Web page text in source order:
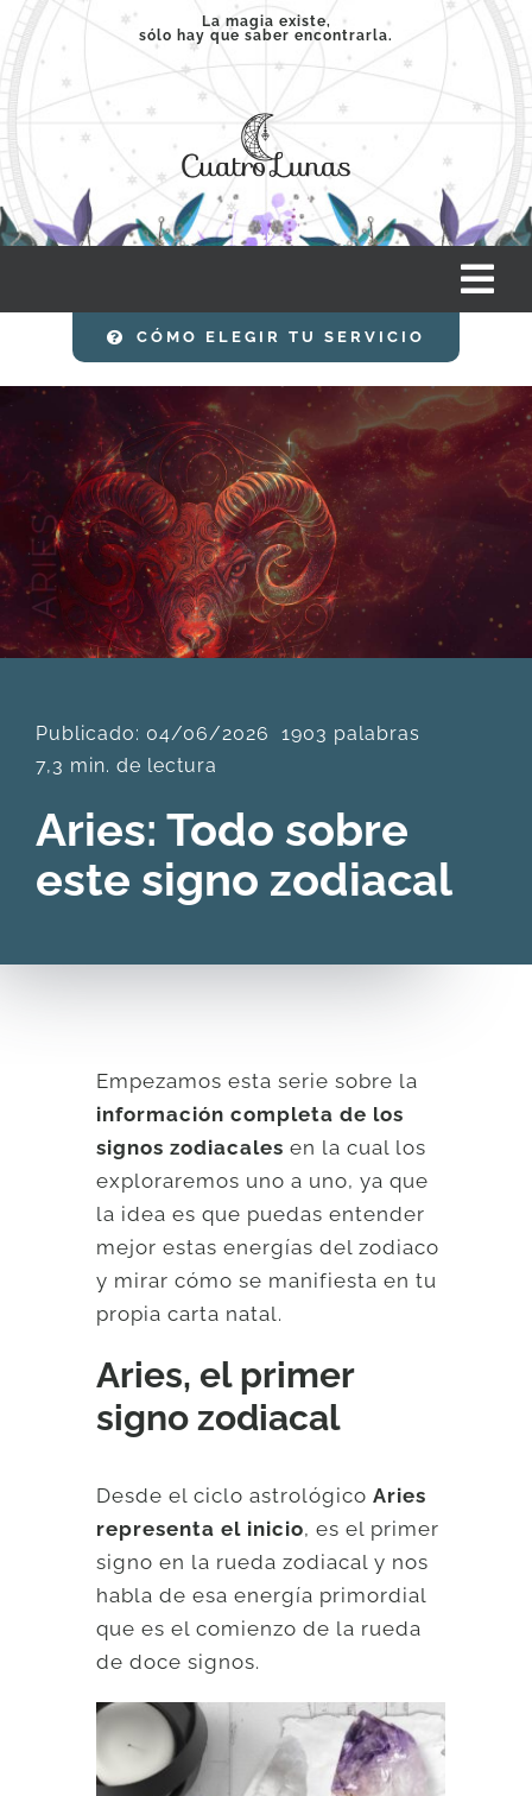
Saltar
contenido
La magia existe,
sólo hay que saber encontrarla.
INICIO
SERVICIOS
CLASES
DESCARGAS
PRODUCTOS
ARTÍCULOS
ACERCA
CONTACTO
CÓMO ELEGIR TU SERVICIO
Publicado: 04/06/2026
1903 palabras
7,3 min. de lectura
Aries: Todo sobre
este signo zodiacal
Empezamos esta serie sobre la
información completa de los
signos zodiacales en la cual los
exploraremos uno a uno, ya que
la idea es que puedas entender
mejor estas energías del zodiaco
y mirar cómo se manifiesta en tu
propia carta natal.
Aries, el primer
signo zodiacal
Desde el ciclo astrológicoAries
representa el inicio, es el primer
signo en la rueda zodiacal y nos
habla de esa energía primordial
que es el comienzo de la rueda
de doce signos.